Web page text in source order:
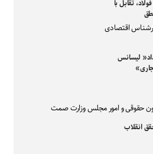
تقابل با
اقتصادی
لیسانس
حقوقی و امور مجلس وزارت صمت
انقلاب